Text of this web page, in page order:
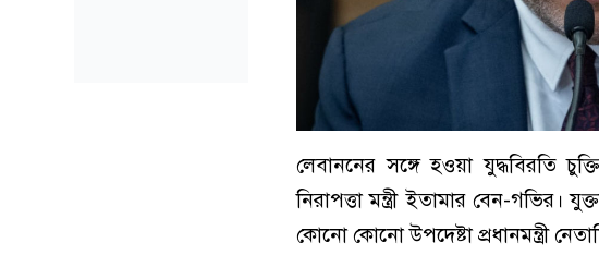
লেবাননের সঙ্গে হওয়া যুদ্ধবিরতি
নিরাপত্তা মন্ত্রী ইতামার বেন-গভির।
কোনো কোনো উপদেষ্টা প্রধানমন্ত্রী